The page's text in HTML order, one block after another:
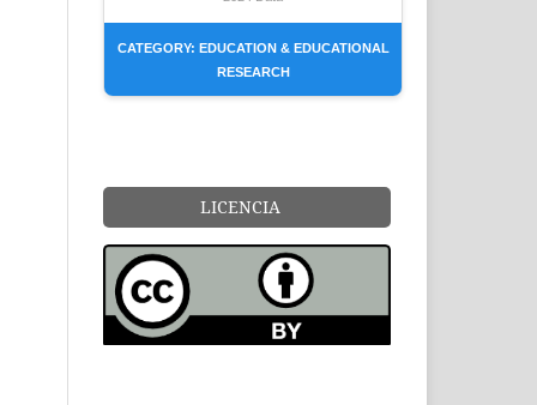
CATEGORY: EDUCATION & EDUCATIONAL
RESEARCH
LICENCIA